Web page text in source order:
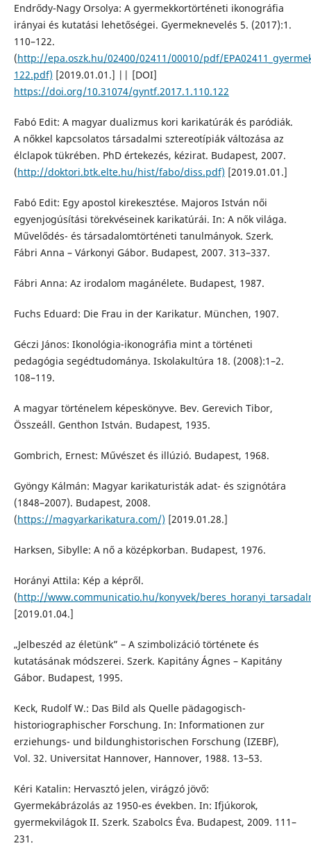
Endrődy-Nagy Orsolya: A gyermekkortörténeti ikonográfia
irányai és kutatási lehetőségei. Gyermeknevelés 5. (2017):1.
110–122.
(http://epa.oszk.hu/02400/02411/00010/pdf/
122.pdf) [2019.01.01.] || [DOI]
https://doi.org/10.31074/gyntf.2017.1.110.122
Fabó Edit: A magyar dualizmus kori karikatúrák és paródiák.
A nőkkel kapcsolatos társadalmi sztereotípiák változása az
élclapok tükrében. PhD értekezés, kézirat. Budapest, 2007.
(http://doktori.btk.elte.hu/hist/fabo/diss.pdf) [2019.01.01.]
Fabó Edit: Egy apostol kirekesztése. Majoros István női
egyenjogúsítási törekvéseinek karikatúrái. In: A nők világa.
Művelődés- és társadalomtörténeti tanulmányok. Szerk.
Fábri Anna – Várkonyi Gábor. Budapest, 2007. 313–337.
Fábri Anna: Az irodalom magánélete. Budapest, 1987.
Fuchs Eduard: Die Frau in der Karikatur. München, 1907.
Géczi János: Ikonológia-ikonográfia mint a történeti
pedagógia segédtudománya. Iskolakultúra 18. (2008):1–2.
108–119.
A magyar történelem képeskönyve. Bev. Gerevich Tibor,
Összeáll. Genthon István. Budapest, 1935.
Gombrich, Ernest: Művészet és illúzió. Budapest, 1968.
Gyöngy Kálmán: Magyar karikaturisták adat- és szignótára
(1848–2007). Budapest, 2008.
(https://magyarkarikatura.com/) [2019.01.28.]
Harksen, Sibylle: A nő a középkorban. Budapest, 1976.
Horányi Attila: Kép a képről.
(http://www.communicatio.hu/konyvek/
[2019.01.04.]
„Jelbeszéd az életünk” – A szimbolizáció története és
kutatásának módszerei. Szerk. Kapitány Ágnes – Kapitány
Gábor. Budapest, 1995.
Keck, Rudolf W.: Das Bild als Quelle pädagogisch-
historiographischer Forschung. In: Informationen zur
erziehungs- und bildunghistorischen Forschung (IZEBF),
Vol. 32. Universitat Hannover, Hannover, 1988. 13–53.
Kéri Katalin: Hervasztó jelen, virágzó jövő:
Gyermekábrázolás az 1950-es években. In: Ifjúkorok,
gyermekvilágok II. Szerk. Szabolcs Éva. Budapest, 2009. 111–
231.